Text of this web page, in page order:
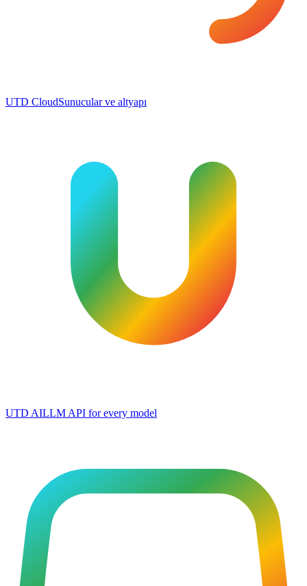
UTD CloudSunucular ve altyapı
UTD AILLM API for every model